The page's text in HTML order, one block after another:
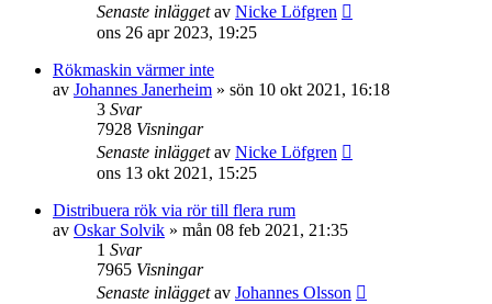
Senaste inläggetav Nicke Löfgren
ons 26 apr 2023, 19:25
Rökmaskin värmer inte
av Johannes Janerheim » sön 10 okt 2021, 16:18
3 Svar
7928 Visningar
Senaste inläggetav Nicke Löfgren
ons 13 okt 2021, 15:25
Distribuera rök via rör till flera rum
av Oskar Solvik » mån 08 feb 2021, 21:35
1 Svar
7965 Visningar
Senaste inläggetav Johannes Olsson